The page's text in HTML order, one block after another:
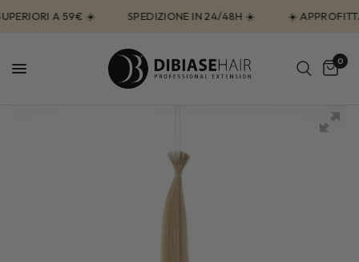
A 59€ ☀️ SPEDIZIONE IN 24/48H ☀️ ☀️ APPROFITTA
0